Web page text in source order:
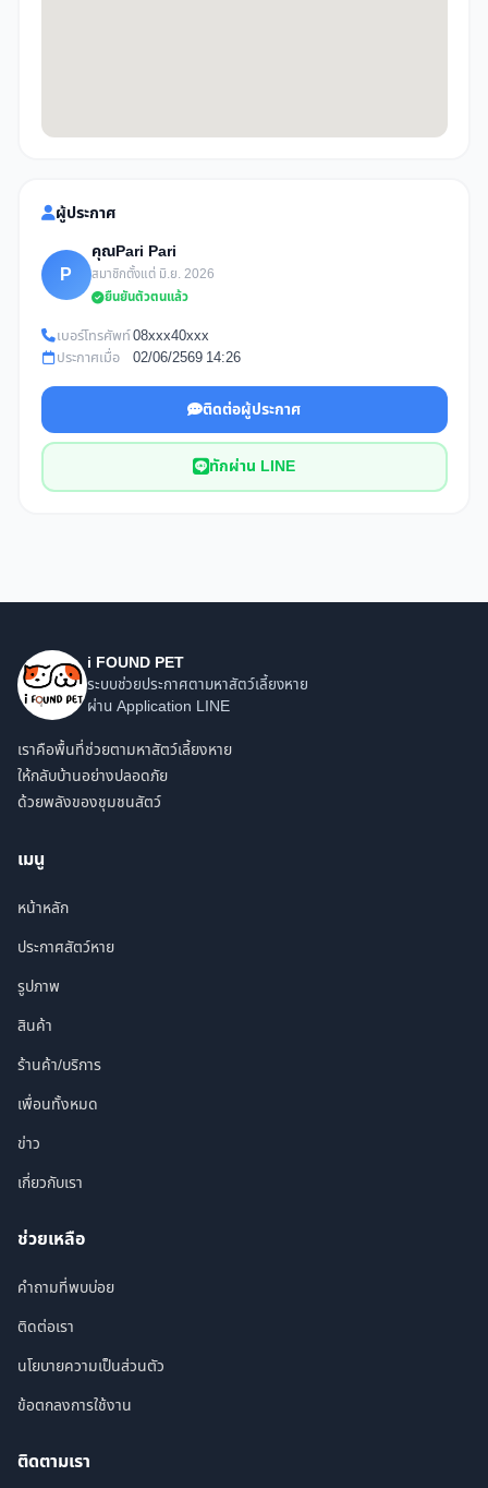
ผู้ประกาศ
P
คุณPari Pari
สมาชิกตั้งแต่ มิ.ย. 2026
ยืนยันตัวตนแล้ว
เบอร์โทรศัพท์08xxx40xxx
ประกาศเมื่อ
02/06/2569 14:26
ติดต่อผู้ประกาศ
ทักผ่าน LINE
i FOUND PET
ระบบช่วยประกาศตามหาสัตว์เลี้ยงหาย
ผ่าน Application LINE
เราคือพื้นที่ช่วยตามหาสัตว์เลี้ยงหาย
ให้กลับบ้านอย่างปลอดภัย
ด้วยพลังของชุมชนสัตว์
เมนู
หน้าหลัก
ประกาศสัตว์หาย
รูปภาพ
สินค้า
ร้านค้า/บริการ
เพื่อนทั้งหมด
ข่าว
เกี่ยวกับเรา
ช่วยเหลือ
คำถามที่พบบ่อย
ติดต่อเรา
นโยบายความเป็นส่วนตัว
ข้อตกลงการใช้งาน
ติดตามเรา